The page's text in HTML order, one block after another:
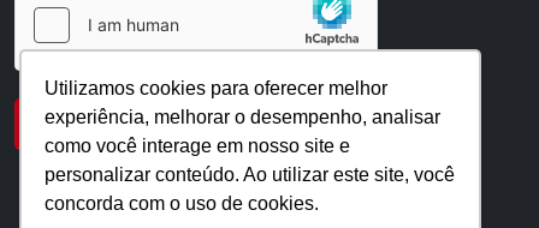
Utilizamos cookies para oferecer melhor
experiência, melhorar o desempenho, analisar
como você interage em nosso site e
personalizar conteúdo. Ao utilizar este site, você
concorda com o uso de cookies.